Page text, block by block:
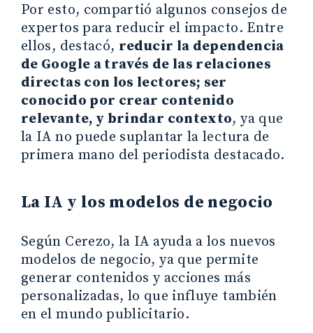
Por esto, compartió algunos consejos de
expertos para reducir el impacto. Entre
ellos, destacó, reducir la dependencia
de Google a través de las relaciones
directas con los lectores; ser
conocido por crear contenido
relevante, y brindar contexto, ya que
la IA no puede suplantar la lectura de
primera mano del periodista destacado.
La IA y los modelos de negocio
Según Cerezo, la IA ayuda a los nuevos
modelos de negocio, ya que permite
generar contenidos y acciones más
personalizadas, lo que influye también
en el mundo publicitario.